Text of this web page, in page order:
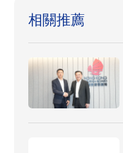
相關推薦